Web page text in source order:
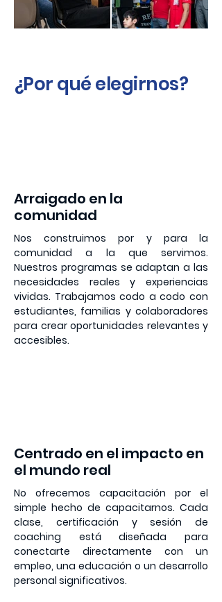
¿Por qué elegirnos?
Arraigado en la
comunidad
Nos construimos por y para la
comunidad a la que servimos.
Nuestros programas se adaptan a las
necesidades reales y experiencias
vividas. Trabajamos codo a codo con
estudiantes, familias y colaboradores
para crear oportunidades relevantes y
accesibles.
Centrado en el impacto en
el mundo real
No ofrecemos capacitación por el
simple hecho de capacitarnos. Cada
clase, certificación y sesión de
coaching está diseñada para
conectarte directamente con un
empleo, una educación o un desarrollo
personal significativos.